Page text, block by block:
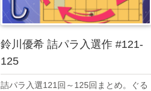
鈴川優希 詰パラ入選作 #121-
125
詰パラ入選121回～125回まとめ。ぐる